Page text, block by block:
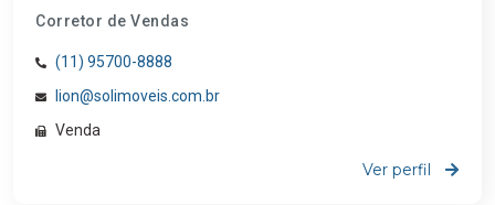
Corretor de Vendas
(11) 95700-8888
lion@solimoveis.com.br
Venda
Ver perfil